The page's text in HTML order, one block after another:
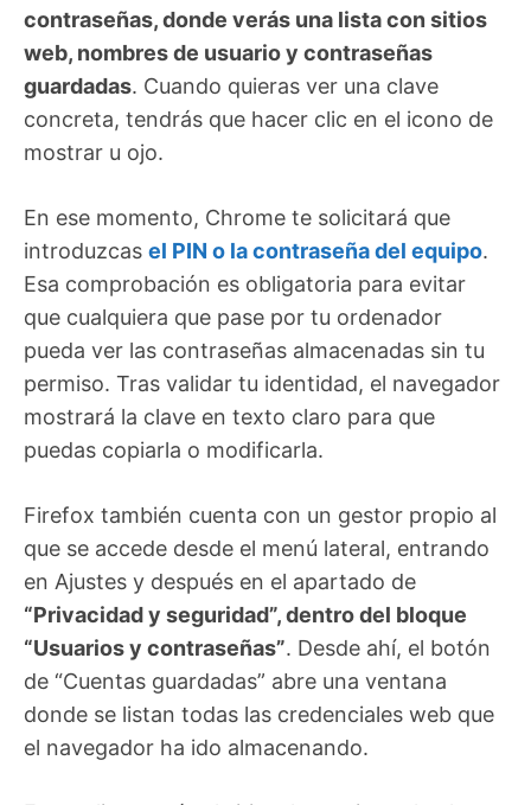
contraseñas, donde verás una lista con sitios
web, nombres de usuario y contraseñas
guardadas. Cuando quieras ver una clave
concreta, tendrás que hacer clic en el icono de
mostrar u ojo.
En ese momento, Chrome te solicitará que
introduzcas el PIN o la contraseña del equipo.
Esa comprobación es obligatoria para evitar
que cualquiera que pase por tu ordenador
pueda ver las contraseñas almacenadas sin tu
permiso. Tras validar tu identidad, el navegador
mostrará la clave en texto claro para que
puedas copiarla o modificarla.
Firefox también cuenta con un gestor propio al
que se accede desde el menú lateral, entrando
en Ajustes y después en el apartado de
“Privacidad y seguridad”, dentro del bloque
“Usuarios y contraseñas”. Desde ahí, el botón
de “Cuentas guardadas” abre una ventana
donde se listan todas las credenciales web que
el navegador ha ido almacenando.